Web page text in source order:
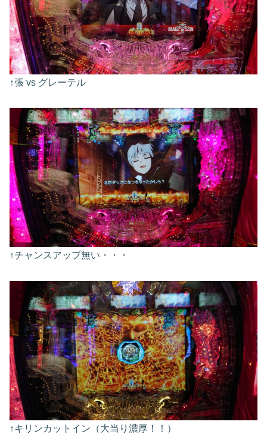
↑張 vs グレーテル
↑チャンスアップ無い・・・
↑キリンカットイン（大当り濃厚！！）